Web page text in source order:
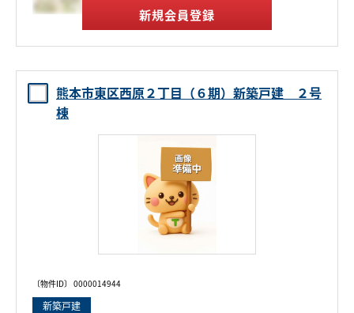
新規会員登録
熊本市東区西原２丁目（６期）新築戸建 ２号
棟
〔物件ID〕 0000014944
新築戸建